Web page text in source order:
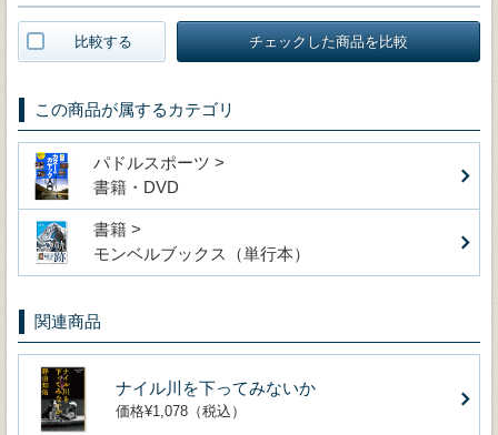
比較する チェックした商品を比較
この商品が属するカテゴリ
パドルスポーツ >
書籍・DVD
書籍 >
モンベルブックス（単行本）
関連商品
ナイル川を下ってみないか
価格¥1,078（税込）